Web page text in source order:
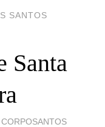
SANTOS
Santa
CORPOSANTOS